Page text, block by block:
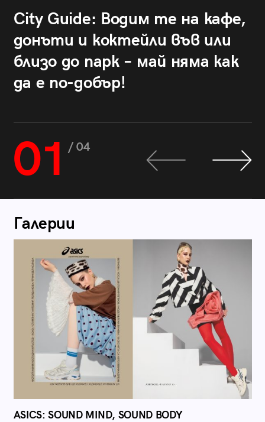
City Guide: Водим те на кафе,
донъти и коктейли във или
близо до парк – май няма как
да е по-добър!
01 / 04
Галерии
ASICS: SOUND MIND, SOUND BODY